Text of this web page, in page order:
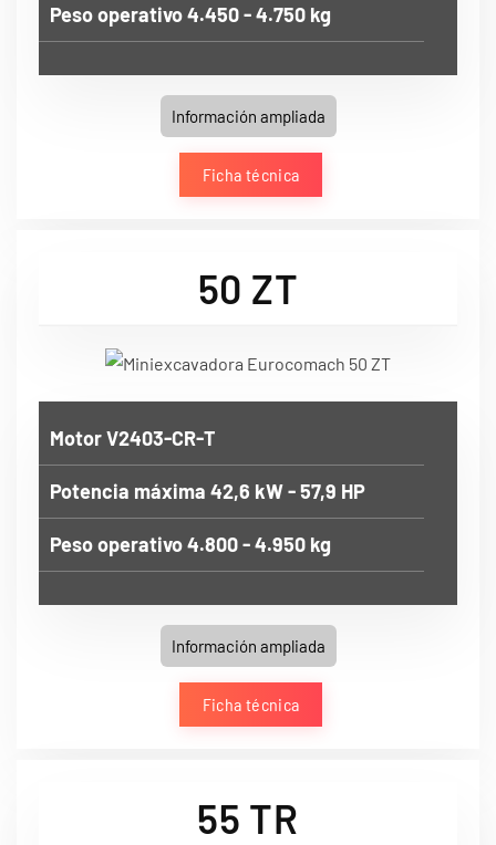
Peso operativo 4.450 - 4.750 kg
Información ampliada
Ficha técnica
50 ZT
Motor V2403-CR-T
Potencia máxima 42,6 kW - 57,9 HP
Peso operativo 4.800 - 4.950 kg
Información ampliada
Ficha técnica
55 TR